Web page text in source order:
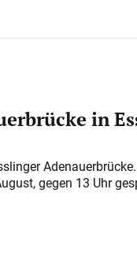
in
gegen 13 Uhr